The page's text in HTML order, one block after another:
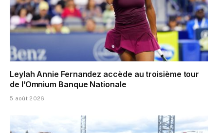
Leylah Annie Fernandez accède au troisième tour
de l’Omnium Banque Nationale
5 août 2026